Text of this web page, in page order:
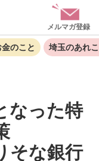
メルマガ登録
金のこと 埼玉のあれ
なった特
そな銀行